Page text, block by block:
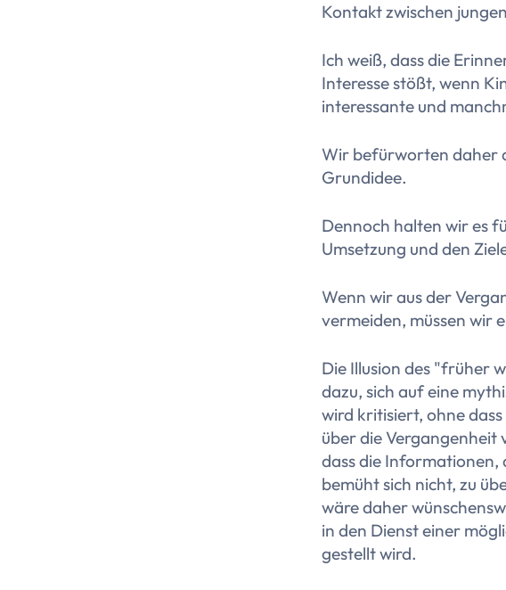
Kontakt zwischen
Ich weiß, dass die
Interesse stößt, wenn
interessante und
Wir befürworten daher
Grundidee.
Dennoch halten wir es
Umsetzung und den
Wenn wir aus der
vermeiden, müssen wir
Die Illusion des "früher
dazu, sich auf eine
wird kritisiert, ohne
über die Vergangenheit
dass die Informationen,
bemüht sich nicht, zu
wäre daher
in den Dienst einer
gestellt wird.